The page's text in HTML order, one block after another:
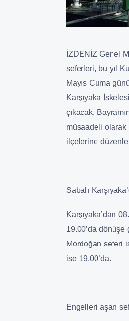
İZDENİZ Genel
seferleri, bu yıl
Mayıs Cuma
Karşıyaka
çıkacak.
müsaadeli olarak
ilçelerine
Sabah
Karşıyaka’dan
19.00’da dönüşe
Mordoğan seferi
ise 19.00’da.
Engelleri aşan